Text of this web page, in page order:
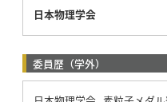
日本物理学会
委員歴（学外）